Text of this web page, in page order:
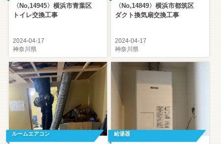
【FAX】044-322-0892
【電話受付時間】
平日 9:00 - 18:00
【定休日】
日曜日（施工は土日も承ります）
お申し込み・お見積もり
〈No,14945〉横浜市青葉区
トイレ交換工事
2024-04-17
神奈川県
〈No,14849〉横浜市都筑区
ダクト換気扇交換工事
2024-04-17
神奈川県
ルームエアコン 給湯器